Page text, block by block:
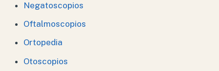
Negatoscopios
Oftalmoscopios
Ortopedia
Otoscopios